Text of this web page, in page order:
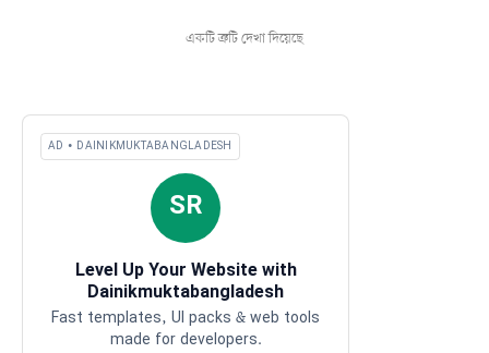
একটি ত্রুটি দেখা দিয়েছে
AD • DAINIKMUKTABANGLADESH
SR
Level Up Your Website with
Dainikmuktabangladesh
Fast templates, UI packs & web tools
made for developers.